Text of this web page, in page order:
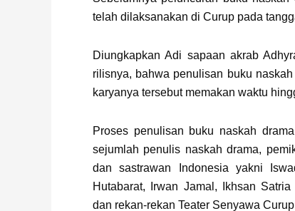
telah dilaksanakan di Curup pada
Diungkapkan Adi sapaan akrab
rilisnya, bahwa penulisan buku
karyanya tersebut memakan waktu
Proses penulisan buku naskah
sejumlah penulis naskah drama,
dan sastrawan Indonesia yakni
Hutabarat, Irwan Jamal, Ikhsan
dan rekan-rekan Teater Senyawa